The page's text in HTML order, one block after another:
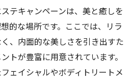
ョン体験で得られる心身のバ
たなリラクゼーションスポッ
てストレスを解消する方法
テキャンペーンは、美と癒しを
的な場所です。ここでは、リラ
、内面的な美しさを引き出すた
トが豊富に用意されています。
ェイシャルやボディトリートメ